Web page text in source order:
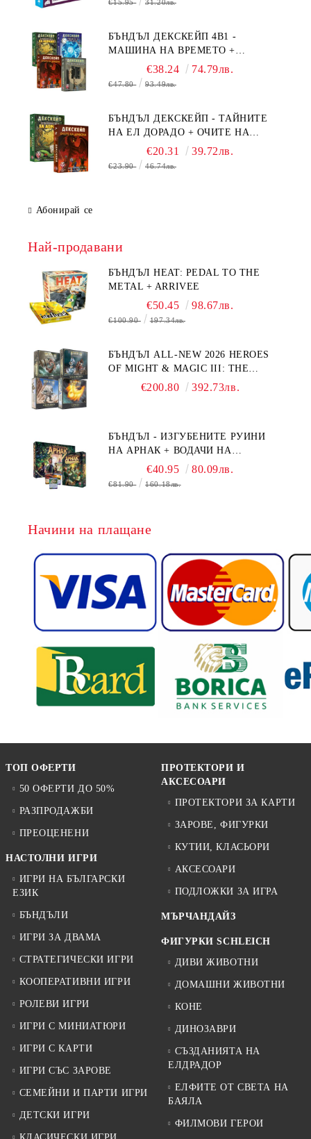
€15.95 31.20лв.
БЪНДЪЛ ДЕКСКЕЙП 4В1 -
МАШИНА НА ВРЕМЕТО +
БЯГСТВО ОТ АЛКАТРАЗ +
ТАЙНИТЕ НА ЕЛ ДОРАДО +
€38.24 74.79лв.
€47.80 93.49лв.
БЪНДЪЛ ДЕКСКЕЙП - ТАЙНИТЕ
НА ЕЛ ДОРАДО + ОЧИТЕ НА
ДРАКОНА€20.31 39.72лв.
€23.90 46.74лв.
Абонирай се
Най-продавани
БЪНДЪЛ HEAT: PEDAL TO THE
METAL + ARRIVEE
€50.45 98.67лв.
€100.90 197.34лв.
БЪНДЪЛ ALL-NEW 2026 HEROES
OF MIGHT & MAGIC III: THE
BOARD GAME EXPANSIONS -
€200.80 392.73лв.
БЪНДЪЛ - ИЗГУБЕНИТЕ РУИНИ
НА АРНАК + ВОДАЧИ НА
ЕКСПЕДИЦИИ + ПРОМО КАРТИ
БЕЗПЛАТНО
€40.95 80.09лв.
€81.90 160.18лв.
Начини на плащане
ТОП ОФЕРТИ
50 ОФЕРТИ ДО 50%
РАЗПРОДАЖБИ
ПРЕОЦЕНЕНИ
НАСТОЛНИ ИГРИ
ИГРИ НА БЪЛГАРСКИ
ЕЗИК
БЪНДЪЛИ
ИГРИ ЗА ДВАМА
СТРАТЕГИЧЕСКИ ИГРИ
КООПЕРАТИВНИ ИГРИ
РОЛЕВИ ИГРИ
ИГРИ С МИНИАТЮРИ
ИГРИ С КАРТИ
ИГРИ СЪС ЗАРОВЕ
СЕМЕЙНИ И ПАРТИ ИГРИ
ДЕТСКИ ИГРИ
ПРОТЕКТОРИ И
АКСЕСОАРИ
ПРОТЕКТОРИ ЗА КАРТИ
ЗАРОВЕ, ФИГУРКИ
КУТИИ, КЛАСЬОРИ
АКСЕСОАРИ
ПОДЛОЖКИ ЗА ИГРА
МЪРЧАНДАЙЗ
ФИГУРКИ SCHLEICH
ДИВИ ЖИВОТНИ
ДОМАШНИ ЖИВОТНИ
КОНЕ
ДИНОЗАВРИ
СЪЗДАНИЯТА НА
ЕЛДРАДОР
ЕЛФИТЕ ОТ СВЕТА НА
БАЯЛА
ФИЛМОВИ ГЕРОИ